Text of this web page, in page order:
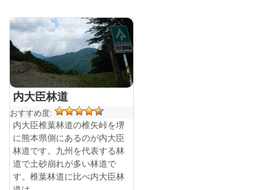
内大臣林道
おすすめ度:
内大臣椎葉林道の椎矢峠を堺
に熊本県側にあるのが内大臣
林道です。九州を代表する林
道で土砂崩れが多い林道で
す。椎葉林道に比べ内大臣林